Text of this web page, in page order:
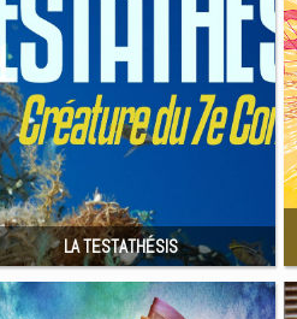
LA TESTATHÉSIS